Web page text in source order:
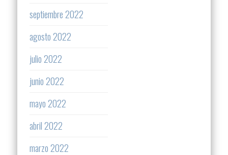
septiembre 2022
agosto 2022
julio 2022
junio 2022
mayo 2022
abril 2022
marzo 2022